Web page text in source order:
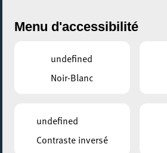
City Life
Menu d'accessibilité
undefined
Noir-Blanc
undefined
Contraste inversé